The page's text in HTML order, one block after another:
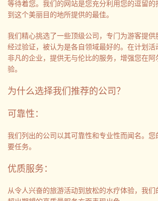
等待着您。我们的网站是您充分利用您的逗留的
到这个美丽目的地所提供的最佳。
我们精心挑选了一些顶级公司，专门为游客提供
经过验证，被认为是各自领域最好的。在计划活
非凡的企业，提供无与伦比的服务，增强您在阿
验。
为什么选择我们推荐的公司？
可靠性：
我们列出的公司以其可靠性和专业性而闻名。您
要任务。
优质服务：
从令人兴奋的旅游活动到放松的水疗体验，我们